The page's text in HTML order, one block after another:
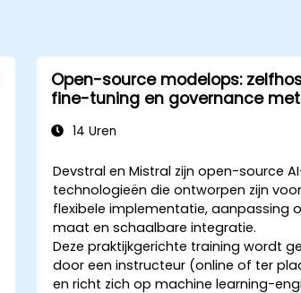
Open-source modelops:
fine-tuning en governance met
14 Uren
Devstral en Mistral zijn open-source
technologieën die ontworpen zijn voor
flexibele implementatie, aanpassing
maat en schaalbare integratie.
Deze praktijkgerichte training wordt
door een instructeur (online of ter
en richt zich op machine learning-